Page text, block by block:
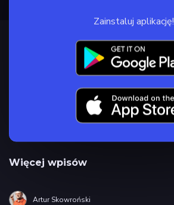
Zainstaluj aplikację!
Więcej wpisów
Artur Skowroński